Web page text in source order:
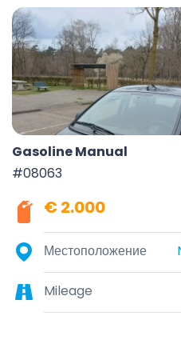
Gasoline Manual
#08063
€ 2.000
Местоположение
Mileage